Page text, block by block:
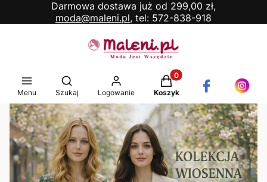
Darmowa dostawa już od 299,00 zł,
moda@maleni.pl, tel: 572-838-918
Menu
Otwórz wyszukiwarkę
Szukaj Logowanie
Produkty w koszyku: 0.
Koszyk